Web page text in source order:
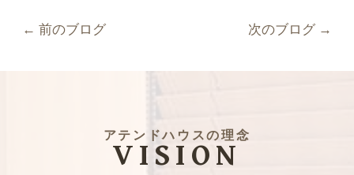
← 前のブログ 次のブログ →
アテンドハウスの理念
VISION